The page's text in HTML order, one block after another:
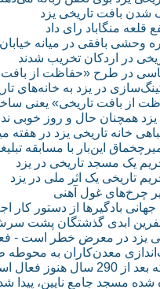
بافت تاریخی یزد
قلعه منگاباد رای داد
وحشی بافقی در میانه
در اردکان تخریب شدند
در طرح «حفاظت از بافت
در یزد به خانه‌های
از بافت تاریخی» یعنی
یزد همچنان حال و روز خوبی
خانه تاریخی یزد در هفته
این‌بار با مسابقه
یک مسجد تاریخی در یزد
تاریخی یک اثر ملی در یزد
چرخ‌های غول آهنی
بادگیرها از دستور کار اجلاس ۲۰۱۵ یونسکو
ابدی گذشتگان پشت
یزد در معرض خطر است -
معدن‌کاران به محوطه
هنوز فعال است
شده مسجد جامع نایین، پیدا